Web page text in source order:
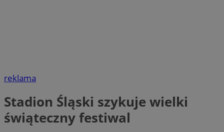
reklama
Stadion Śląski szykuje wielki
świąteczny festiwal